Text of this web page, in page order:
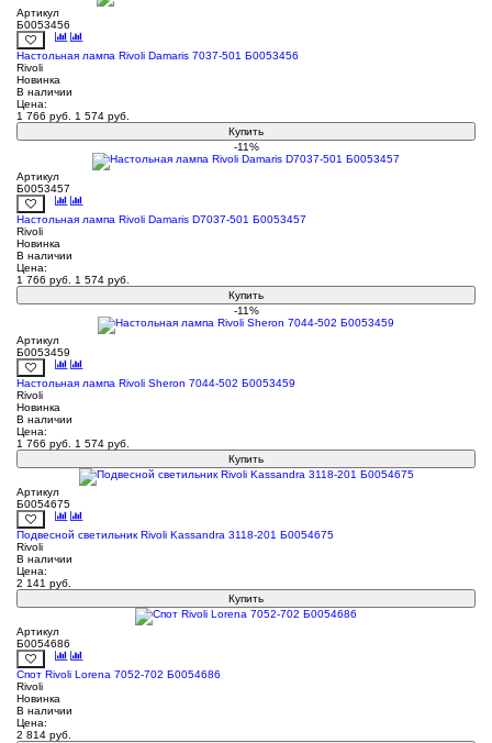
Артикул
Б0053456
Настольная лампа Rivoli Damaris 7037-501 Б0053456
Rivoli
Новинка
В наличии
Цена:
1 766 руб. 1 574 руб.
Купить
-11%
Артикул
Б0053457
Настольная лампа Rivoli Damaris D7037-501 Б0053457
Rivoli
Новинка
В наличии
Цена:
1 766 руб. 1 574 руб.
Купить
-11%
Артикул
Б0053459
Настольная лампа Rivoli Sheron 7044-502 Б0053459
Rivoli
Новинка
В наличии
Цена:
1 766 руб. 1 574 руб.
Купить
Артикул
Б0054675
Подвесной светильник Rivoli Kassandra 3118-201 Б0054675
Rivoli
В наличии
Цена:
2 141 руб.
Купить
Артикул
Б0054686
Спот Rivoli Lorena 7052-702 Б0054686
Rivoli
Новинка
В наличии
Цена:
2 814 руб.